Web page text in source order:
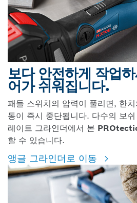
보다 안전하게 작업
어가 쉬워집니다.
패들 스위치의 압력이 풀리면, 한
동이 즉시 중단됩니다. 다수의 보
레이트 그라인더에서 본
할 수 있습니다.
앵글 그라인더로 이동